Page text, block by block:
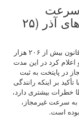
سرعت
غیرمجاز در تهران طی شب‌های آذر (۲۵
رئیس پلیس راهور تهران بزرگ از ثبت و اعمال قانون بیش از ۲۰۶ هزار
کرد در این مدت
مجاز در پایتخت به ثبت
بر اینکه رانندگی
بیشتری دارد،
سرعت غیرمجاز،
است.